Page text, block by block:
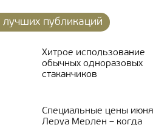
лучших публикаций
Хитрое использование
обычных одноразовых
стаканчиков
Специальные цены
Леруа Мерлен – когда